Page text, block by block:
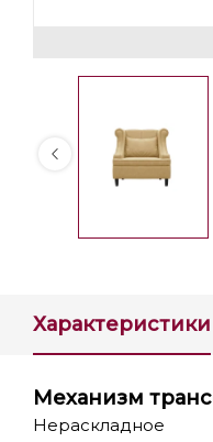
Характеристики
Механизм
Нераскладное